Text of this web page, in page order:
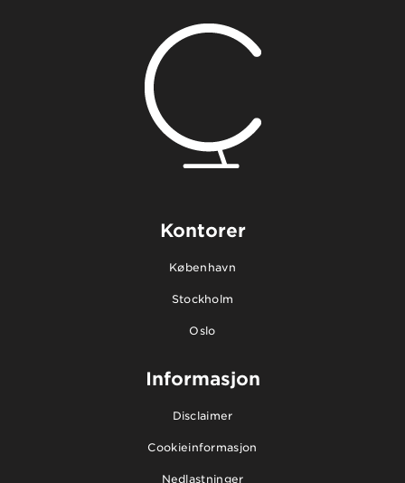
Kontorer
København
Stockholm
Oslo
Informasjon
Disclaimer
Cookieinformasjon
Nedlastninger